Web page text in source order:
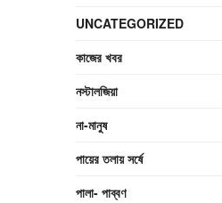
UNCATEGORIZED
কাজের খবর
নস্টালজিয়া
না-মানুষ
পায়ের তলায় সর্ষে
পালা- পাব্বণ